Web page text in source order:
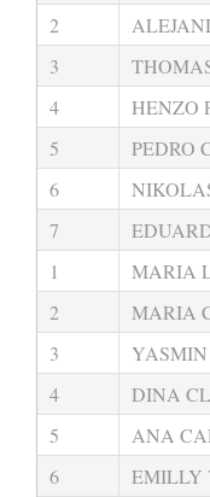
2
3
4
HENZO
5
PEDRO
6
7
1
MARIA
2
MARIA
3
4
DINA
5
ANA
6
EMILLY